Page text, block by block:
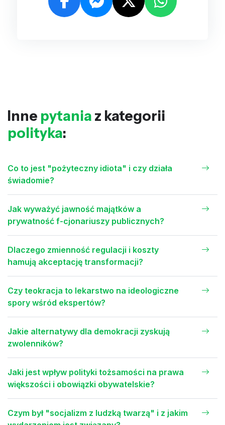
Inne pytania z kategorii
polityka:
Co to jest "pożyteczny idiota" i czy działa
świadomie?
Jak wyważyć jawność majątków a
prywatność f-cjonariuszy publicznych?
Dlaczego zmienność regulacji i koszty
hamują akceptację transformacji?
Czy teokracja to lekarstwo na ideologiczne
spory wśród ekspertów?
Jakie alternatywy dla demokracji zyskują
zwolenników?
Jaki jest wpływ polityki tożsamości na prawa
większości i obowiązki obywatelskie?
Czym był "socjalizm z ludzką twarzą" i z jakim